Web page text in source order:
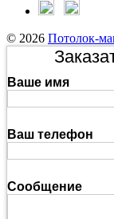
© 2026 Потолок-
Ваше имя
Ваш телефон
Сообщение